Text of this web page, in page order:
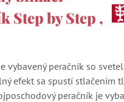
Step by Step ,
vybavený peračník so
efekt sa spustí stlačením
peračník je